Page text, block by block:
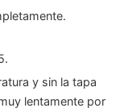
y sin la tapa
lentamente por